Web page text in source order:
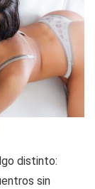
distinto:
sin